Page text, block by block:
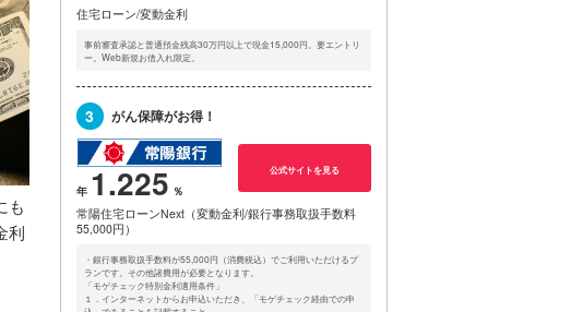
も
利
住宅ローン/変動金利
事前審査承認と普通預金残高30万円以上で現金15,000円。要エントリ
ー。Web新規お借入れ限定。
3 がん保障がお得！
1.225 公式サイトを見る
常陽住宅ローンNext（変動金利/銀行事務取扱手数料
55,000円）
・銀行事務取扱手数料が55,000円（消費税込）でご利用いただけるプ
ランです。その他諸費用が必要となります。
「モゲチェック特別金利適用条件」
１．インターネットからお申込いただき、「モゲチェック経由での申